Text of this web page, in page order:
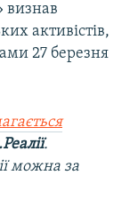
визнав
активістів,
27 березня
.
можна за